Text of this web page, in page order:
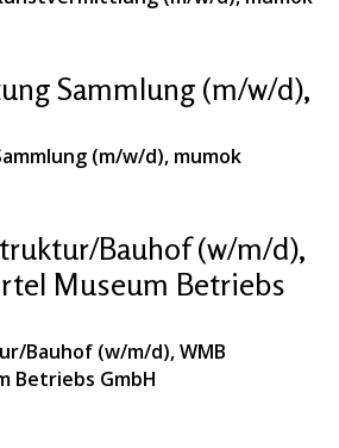
Sammlung (m/w/d),
(m/w/d), mumok
Bauhof (w/m/d),
Museum Betriebs
Bauhof (w/m/d), WMB
Betriebs GmbH